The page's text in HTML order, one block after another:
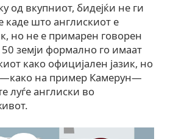
од вкупниот, бидејќи не ги
каде што англискиот е
но не е примарен говорен
50 земји формално го имаат
како официјален јазик, но
на пример Камерун—
луѓе англиски во